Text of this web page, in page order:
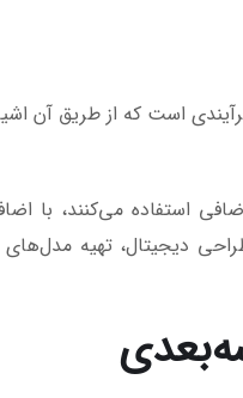
است که از طریق آن
استفاده می‌کنند، با
دیجیتال، تهیه مدل‌های